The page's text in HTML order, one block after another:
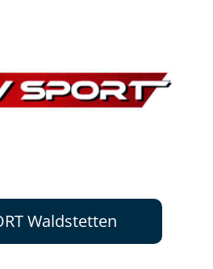
Waldstetten